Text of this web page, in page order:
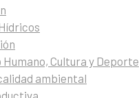
Cultura y Deporte
ambiental